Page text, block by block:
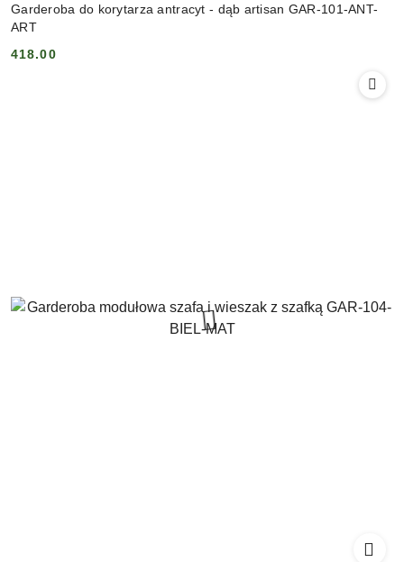
Garderoba do korytarza antracyt - dąb artisan GAR-101-ANT-
ART
Cena:
418.00